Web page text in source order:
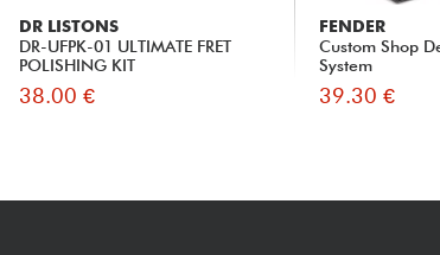
DR LISTONS
DR-UFPK-01 ULTIMATE FRET
POLISHING KIT
38.00 €
FENDER
Custom Shop
System
39.30 €